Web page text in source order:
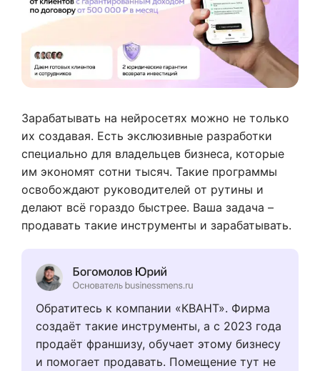
Зарабатывать на нейросетях можно не только
их создавая. Есть экслюзивные разработки
специально для владельцев бизнеса, которые
им экономят сотни тысяч. Такие программы
освобождают руководителей от рутины и
делают всё гораздо быстрее. Ваша задача –
продавать такие инструменты и зарабатывать.
Обратитесь к компании «КВАНТ». Фирма
создаёт такие инструменты, а с 2023 года
продаёт франшизу, обучает этому бизнесу
и помогает продавать. Помещение тут не